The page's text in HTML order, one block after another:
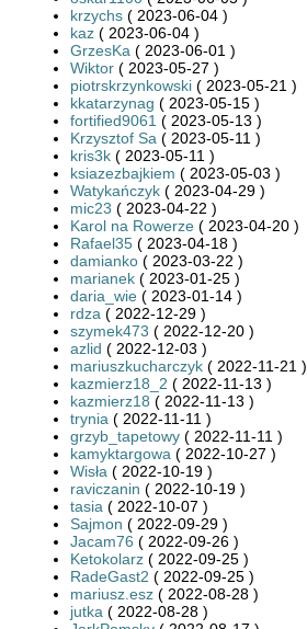
krzychs ( 2023-06-04 )
kaz ( 2023-06-04 )
GrzesKa ( 2023-06-01 )
Wiktor ( 2023-05-27 )
piotrskrzynkowski ( 2023-05-21 )
kkatarzynag ( 2023-05-15 )
fortified9061 ( 2023-05-13 )
Krzysztof Sa ( 2023-05-11 )
kris3k ( 2023-05-11 )
ksiazezbajkiem ( 2023-05-03 )
Watykańczyk ( 2023-04-29 )
mic23 ( 2023-04-22 )
Karol na Rowerze ( 2023-04-20 )
Rafael35 ( 2023-04-18 )
damianko ( 2023-03-22 )
marianek ( 2023-01-25 )
daria_wie ( 2023-01-14 )
rdza ( 2022-12-29 )
szymek473 ( 2022-12-20 )
azlid ( 2022-12-03 )
mariuszkucharczyk ( 2022-11-21 )
kazmierz18_2 ( 2022-11-13 )
kazmierz18 ( 2022-11-13 )
trynia ( 2022-11-11 )
grzyb_tapetowy ( 2022-11-11 )
kamyktargowa ( 2022-10-27 )
Wisła ( 2022-10-19 )
raviczanin ( 2022-10-19 )
tasia ( 2022-10-07 )
Sajmon ( 2022-09-29 )
Jacam76 ( 2022-09-26 )
Ketokolarz ( 2022-09-25 )
RadeGast2 ( 2022-09-25 )
mariusz.esz ( 2022-08-28 )
jutka ( 2022-08-28 )